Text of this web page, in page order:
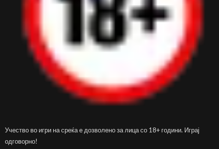
Учество во игри на среќа е дозволено за лица со 18+ години. Играј
одговорно!